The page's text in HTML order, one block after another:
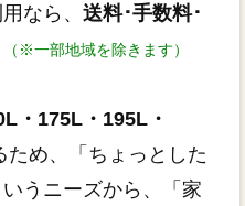
なら、 送料･手数料･
（※一部地域を除きます）
・175L・195L・
ため、「ちょっとした
うニーズから、「家